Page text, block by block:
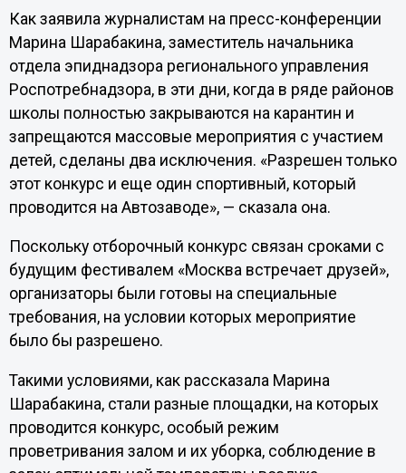
Как заявила журналистам на пресс-конференции
Марина Шарабакина, заместитель начальника
отдела эпиднадзора регионального управления
Роспотребнадзора, в эти дни, когда в ряде районов
школы полностью закрываются на карантин и
запрещаются массовые мероприятия с участием
детей, сделаны два исключения. «Разрешен только
этот конкурс и еще один спортивный, который
проводится на Автозаводе», — сказала она.
Поскольку отборочный конкурс связан сроками с
будущим фестивалем «Москва встречает друзей»,
организаторы были готовы на специальные
требования, на условии которых мероприятие
было бы разрешено.
Такими условиями, как рассказала Марина
Шарабакина, стали разные площадки, на которых
проводится конкурс, особый режим
проветривания залом и их уборка, соблюдение в